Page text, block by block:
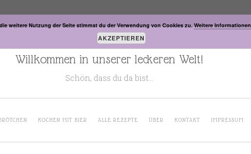
Willkommen in unserer leckeren Welt!
Schön, dass du da bist…
KOCHEN MIT BIER ALLE REZEPTE ÜBER KONTAKT IMPRESSUM
weitere Nutzung der Seite stimmst du der Verwendung von Cookies zu. Weitere Informationen
AKZEPTIEREN